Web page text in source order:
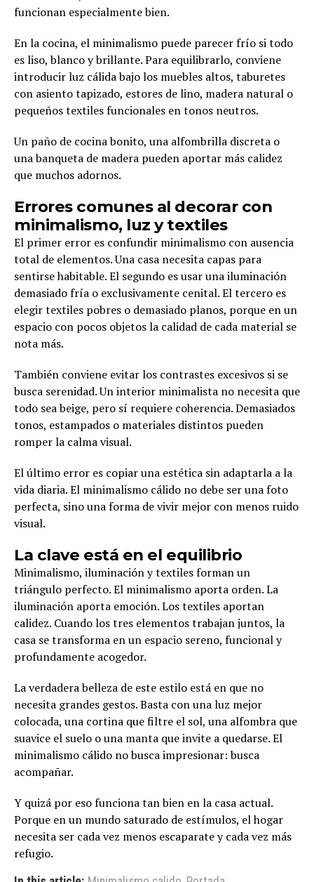
funcionan especialmente bien.
En la cocina, el minimalismo puede parecer frío si todo
es liso, blanco y brillante. Para equilibrarlo, conviene
introducir luz cálida bajo los muebles altos, taburetes
con asiento tapizado, estores de lino, madera natural o
pequeños textiles funcionales en tonos neutros.
Un paño de cocina bonito, una alfombrilla discreta o
una banqueta de madera pueden aportar más calidez
que muchos adornos.
Errores comunes al decorar con
minimalismo, luz y textiles
El primer error es confundir minimalismo con ausencia
total de elementos. Una casa necesita capas para
sentirse habitable. El segundo es usar una iluminación
demasiado fría o exclusivamente cenital. El tercero es
elegir textiles pobres o demasiado planos, porque en un
espacio con pocos objetos la calidad de cada material se
nota más.
También conviene evitar los contrastes excesivos si se
busca serenidad. Un interior minimalista no necesita que
todo sea beige, pero sí requiere coherencia. Demasiados
tonos, estampados o materiales distintos pueden
romper la calma visual.
El último error es copiar una estética sin adaptarla a la
vida diaria. El minimalismo cálido no debe ser una foto
perfecta, sino una forma de vivir mejor con menos ruido
visual.
La clave está en el equilibrio
Minimalismo, iluminación y textiles forman un
triángulo perfecto. El minimalismo aporta orden. La
iluminación aporta emoción. Los textiles aportan
calidez. Cuando los tres elementos trabajan juntos, la
casa se transforma en un espacio sereno, funcional y
profundamente acogedor.
La verdadera belleza de este estilo está en que no
necesita grandes gestos. Basta con una luz mejor
colocada, una cortina que filtre el sol, una alfombra que
suavice el suelo o una manta que invite a quedarse. El
minimalismo cálido no busca impresionar: busca
acompañar.
Y quizá por eso funciona tan bien en la casa actual.
Porque en un mundo saturado de estímulos, el hogar
necesita ser cada vez menos escaparate y cada vez más
refugio.